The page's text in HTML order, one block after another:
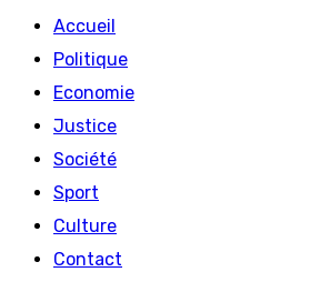
Accueil
Politique
Economie
Justice
Société
Sport
Culture
Contact